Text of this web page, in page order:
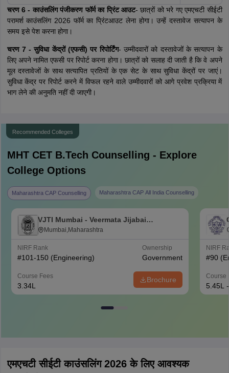
चरण 6 - काउंसलिंग पंजीकरण फॉर्म का प्रिंट आउट- छात्रों को भरे गए एमएचटी सीईटी
परामर्श काउंसलिंग 2026 फॉर्म का प्रिंटआउट लेना होगा। उन्हें दस्तावेज सत्यापन के
समय इसे पेश करना होगा।
चरण 7 - सुविधा केंद्रों (एफसी) पर रिपोर्टिंग- उम्मीदवारों को दस्तावेजों के सत्यापन के
लिए अपने नामित एफसी पर रिपोर्ट करना होगा। छात्रों को सलाह दी जाती है कि वे अपने
मूल दस्तावेजों के साथ सत्यापित प्रतियों के एक सेट के साथ सुविधा केंद्रों पर जाएं।
सुविधा केंद्र पर रिपोर्ट करने में विफल रहने वाले उम्मीदवारों को आगे प्रवेश प्रक्रिया में
भाग लेने की अनुमति नहीं दी जाएगी।
Recommended Colleges
MHT CET B.Tech Counselling - Explore
College Options
Maharashtra CAP Counselling Maharashtra CAP All India Counselling
VJTI Mumbai - Veermata Jijabai
Technological Institute, Mumbai
Mumbai,Maharashtra
NIRF Rank
#101-150 (Engineering)
Ownership
Government
Course Fees
3.34L
Brochure
NIRF
#90
Course
5.45L
एमएचटी सीईटी काउंसलिंग 2026 के लिए आवश्यक